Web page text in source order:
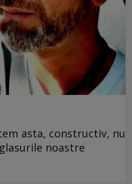
asta, constructiv, nu
noastre